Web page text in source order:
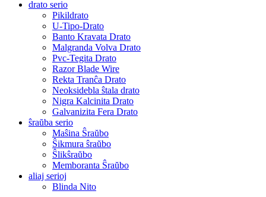
drato serio
Pikildrato
U-Tipo-Drato
Banto Kravata Drato
Malgranda Volva Drato
Pvc-Tegita Drato
Razor Blade Wire
Rekta Tranĉa Drato
Neoksidebla ŝtala drato
Nigra Kalcinita Drato
Galvanizita Fera Drato
ŝraŭba serio
Maŝina Ŝraŭbo
Ŝikmura ŝraŭbo
Ŝlikŝraŭbo
Memboranta Ŝraŭbo
aliaj serioj
Blinda Nito